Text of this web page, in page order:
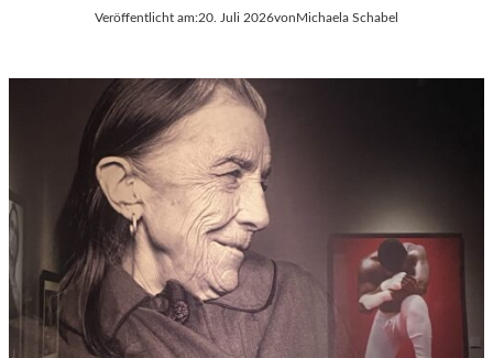
Veröffentlicht am:20. Juli 2026von Michaela Schabel